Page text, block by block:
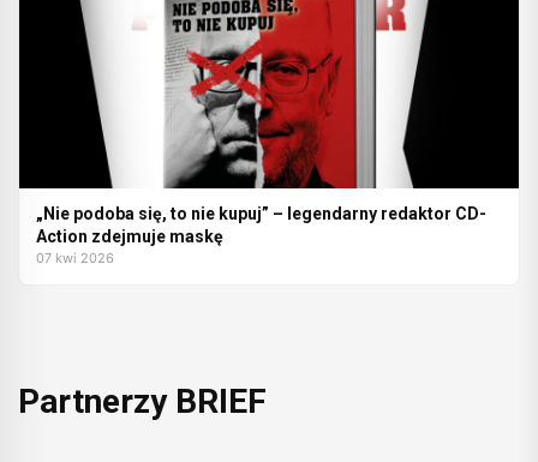
„Nie podoba się, to nie kupuj” – legendarny redaktor CD-
Action zdejmuje maskę
07 kwi 2026
Partnerzy BRIEF